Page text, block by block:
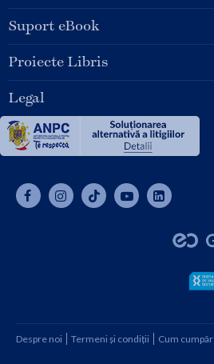
Suport eBook
Proiecte Libris
Legal
Despre noi Termeni și condiții Cum cumpăr